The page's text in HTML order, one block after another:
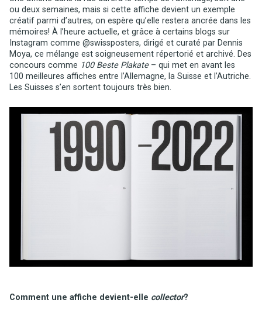
ou deux semaines, mais si cette affiche devient un exemple
créatif parmi d’autres, on espère qu’elle restera ancrée dans les
mémoires! À l’heure actuelle, et grâce à certains blogs sur
Instagram comme @swissposters, dirigé et curaté par Dennis
Moya, ce mélange est soigneusement répertorié et archivé. Des
concours comme 100 Beste Plakate– qui met en avant les
100 meilleures affiches entre l’Allemagne, la Suisse et l’Autriche.
Les Suisses s’en sortent toujours très bien.
Comment une affiche devient-elle collector?